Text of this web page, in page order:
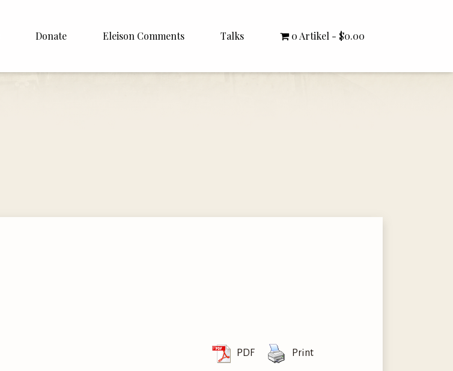
Donate Eleison Comments
Italiano
Talks
Rector Letters
0 Artikel $0.00
PDF Print